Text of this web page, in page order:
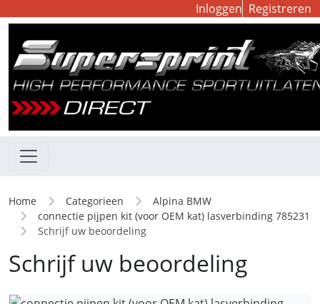
Inloggen Registreren
Home Categorieen
Alpina BMW
connectie pijpen kit (voor OEM kat) lasverbinding 785231
Schrijf uw beoordeling
Schrijf uw beoordeling